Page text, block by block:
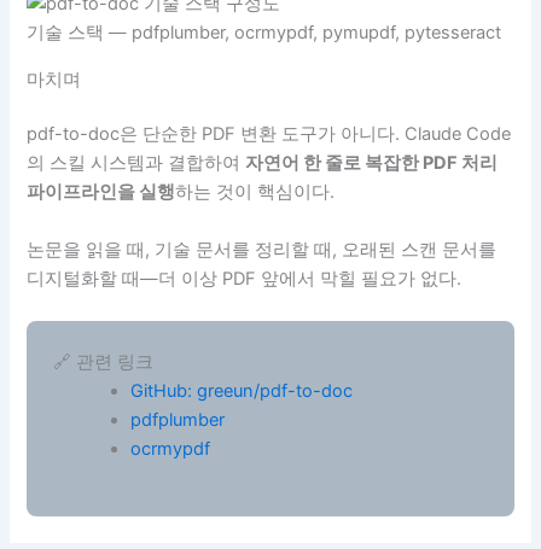
기술 스택 — pdfplumber, ocrmypdf, pymupdf, pytesseract
마치며
pdf-to-doc은 단순한 PDF 변환 도구가 아니다. Claude Code
의 스킬 시스템과 결합하여 자연어 한 줄로 복잡한 PDF 처리
파이프라인을 실행하는 것이 핵심이다.
논문을 읽을 때, 기술 문서를 정리할 때, 오래된 스캔 문서를
디지털화할 때—더 이상 PDF 앞에서 막힐 필요가 없다.
🔗 관련 링크
GitHub: greeun/pdf-to-doc
pdfplumber
ocrmypdf